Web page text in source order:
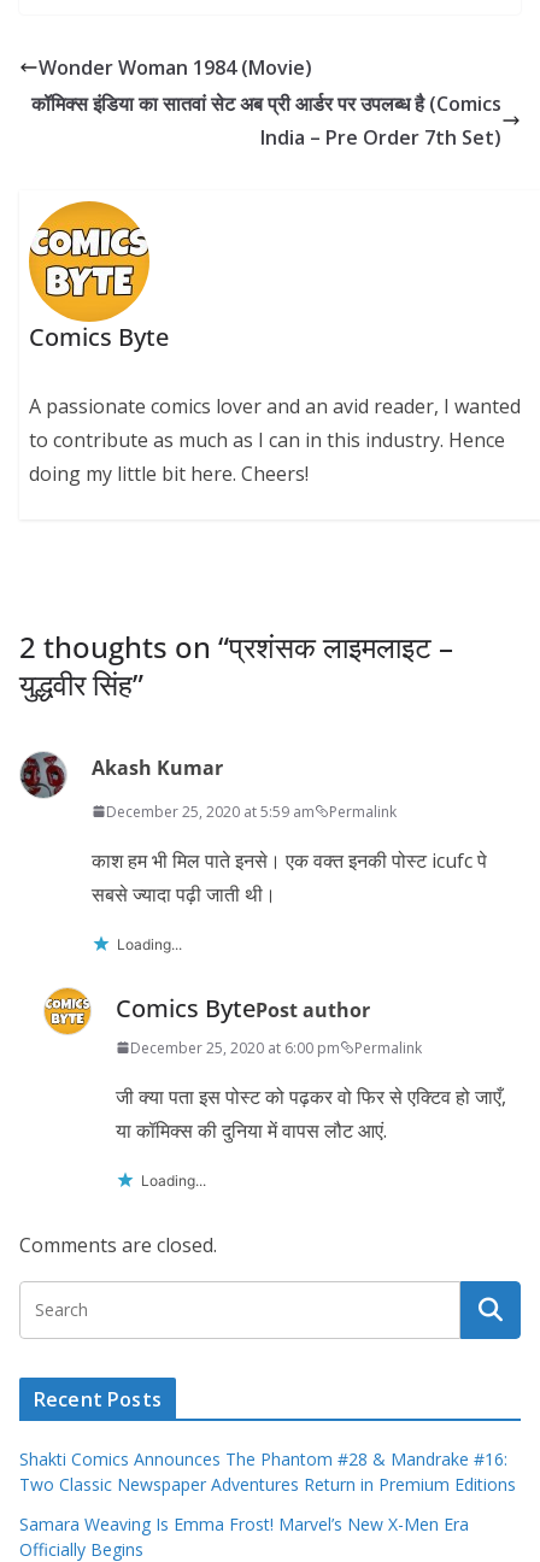
b
o
er e
st
e
dI
s
A
p
t Li
n
Wonder Woman 1984 (Movie)
कॉमिक्स इंडिया का सातवां सेट अब प्री आर्डर पर उपलब्ध है (Comics
India – Pre Order 7th Set)
Comics Byte
A passionate comics lover and an avid reader, I wanted
to contribute as much as I can in this industry. Hence
doing my little bit here. Cheers!
2 thoughts on “प्रशंसक लाइमलाइट –
युद्धवीर सिंह”
Akash Kumar
December 25, 2020 at 5:59 am Permalink
काश हम भी मिल पाते इनसे। एक वक्त इनकी पोस्ट icufc पे
सबसे ज्यादा पढ़ी जाती थी।
Loading...
Comics BytePost author
December 25, 2020 at 6:00 pm Permalink
जी क्या पता इस पोस्ट को पढ़कर वो फिर से एक्टिव हो जाएँ,
या कॉमिक्स की दुनिया में वापस लौट आएं.
Loading...
Comments are closed.
Recent Posts
Shakti Comics Announces The Phantom #28 & Mandrake #16:
Two Classic Newspaper Adventures Return in Premium Editions
Samara Weaving Is Emma Frost! Marvel’s New X-Men Era
Officially Begins